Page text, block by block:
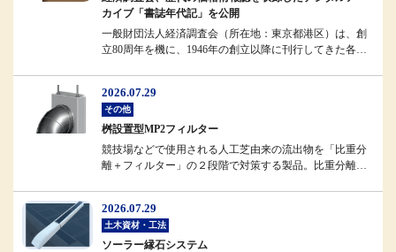
カイブ「書誌年代記」を公開
一般財団法人経済調査会（所在地：東京都港区）は、創
立80周年を機に、1946年の創立以降に刊行してきた各種
2026.07.29
その他
桝設置型MP2フィルター
競技場などで使用される人工芝由来の流出物を「比重分
離＋フィルター」の２段階で対策する製品。比重分離に
2026.07.29
土木資材・工法
ソーラー縁石システム